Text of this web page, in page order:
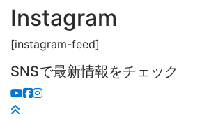
Instagram
[instagram-feed]
SNSで最新情報をチェック